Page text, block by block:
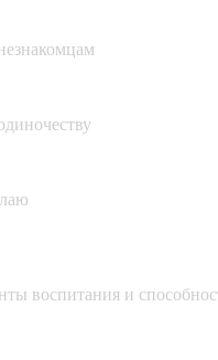
воспитания и